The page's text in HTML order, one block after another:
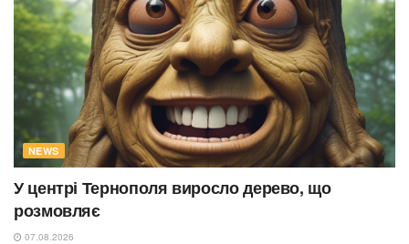
NEWS
У центрі Тернополя виросло дерево, що
розмовляє
07.08.2026